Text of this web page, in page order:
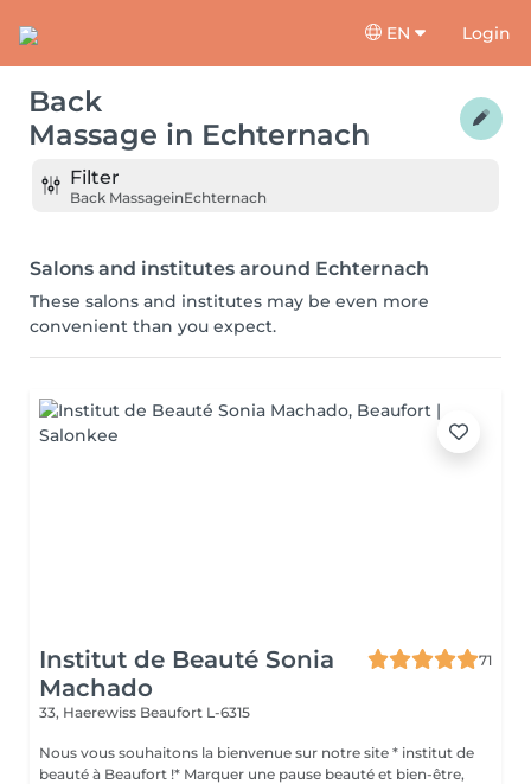
EN Login
Back
Massage in Echternach
Filter
Back MassageinEchternach
Salons and institutes around Echternach
These salons and institutes may be even more
convenient than you expect.
Institut de Beauté Sonia
Machado
71
33, Haerewiss Beaufort L-6315
Nous vous souhaitons la bienvenue sur notre site * institut de
beauté à Beaufort !* Marquer une pause beauté et bien-être,